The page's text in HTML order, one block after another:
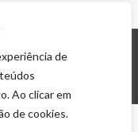
de
Ao clicar em
de cookies.